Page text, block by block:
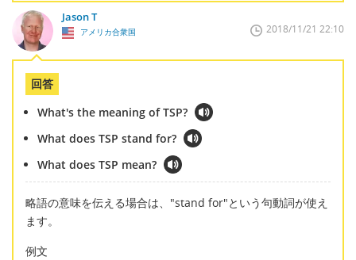
Jason T
アメリカ合衆国 2018/11/21 22:10
回答
What's the meaning of TSP?
What does TSP stand for?
What does TSP mean?
略語の意味を伝える場合は、"stand for"という句動詞が使え
ます。
例文